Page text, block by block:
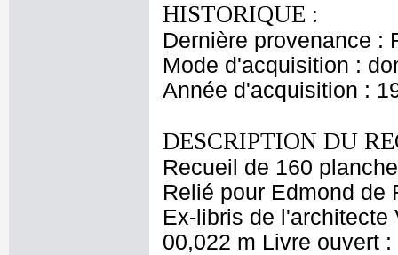
HISTORIQUE :
Dernière provenance :
Mode d'acquisition :
Année d'acquisition :
DESCRIPTION DU
Recueil de 160
Relié pour Edmond de
Ex-libris de l'architecte
00,022 m Livre ouvert